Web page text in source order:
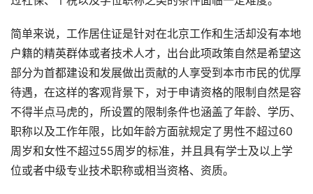
简单来说，工作居住证是针对在北京工作和生活却没有本地
户籍的精英群体或者技术人才，出台此项政策自然是希望这
部分为首都建设和发展做出贡献的人享受到本市市民的优厚
待遇，在这样的客观背景下，对于申请资格的限制自然是容
不得半点马虎的，所设置的限制条件也涵盖了年龄、学历、
职称以及工作年限，比如年龄方面就规定了男性不超过60
周岁和女性不超过55周岁的标准，并且具有学士及以上学
位或者中级专业技术职称或相当资格、资质。